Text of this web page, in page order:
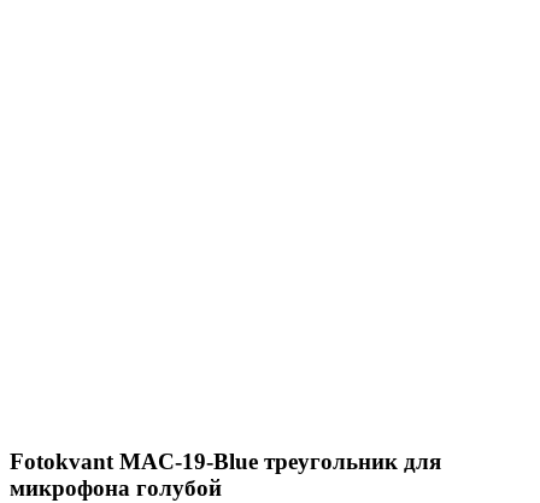
Fotokvant MAC-19-Blue треугольник для
микрофона голубой